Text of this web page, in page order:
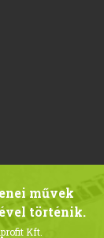
művek
történik.
Kft.